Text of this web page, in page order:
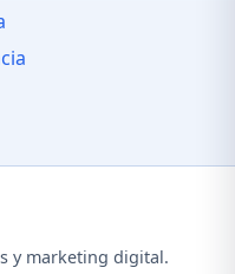
y marketing digital.